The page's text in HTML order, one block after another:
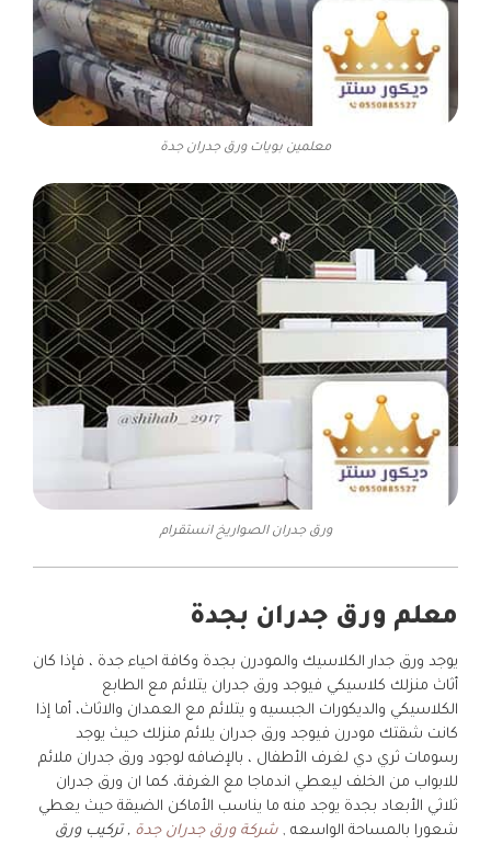
معلمين بويات ورق جدران جدة
ورق جدران الصواريخ انستقرام
معلم ورق جدران بجدة
يوجد ورق جدار الكلاسيك والمودرن بجدة وكافة احياء جدة ، فإذا كان
أثاث منزلك كلاسيكي فيوجد ورق جدران يتلائم مع الطابع
الكلاسيكي والديكورات الجبسيه و يتلائم مع العمدان والاثاث، أما إذا
كانت شقتك مودرن فيوجد ورق جدران يلائم منزلك حيث يوجد
رسومات ثري دي لغرف الأطفال ، بالإضافه لوجود ورق جدران ملائم
للابواب من الخلف ليعطي اندماجا مع الغرفة، كما ان ورق جدران
ثلاثي الأبعاد بجدة يوجد منه ما يناسب الأماكن الضيقة حيث يعطي
شعورا بالمساحة الواسعه , شركة ورق جدران جدة , تركيب ورق